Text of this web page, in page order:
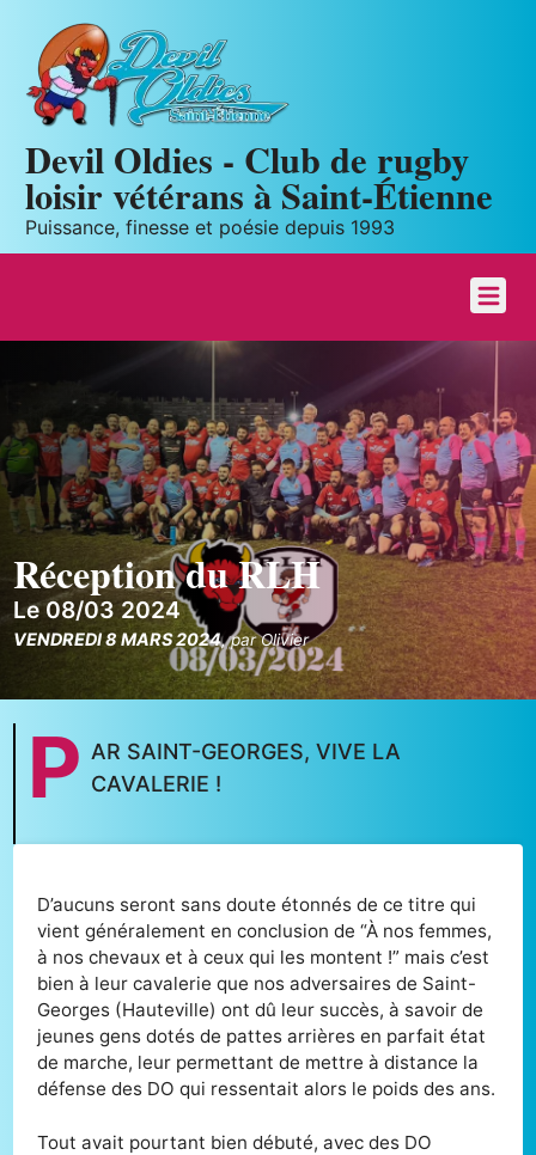
Devil Oldies - Club de rugby
loisir vétérans à Saint-Étienne
Puissance, finesse et poésie depuis 1993
Réception du RLH
Le 08/03 2024
VENDREDI 8 MARS 2024,parOlivier
P AR SAINT-GEORGES, VIVE LA
CAVALERIE !
D’aucuns seront sans doute étonnés de ce titre qui
vient généralement en conclusion de “À nos femmes,
à nos chevaux et à ceux qui les montent !” mais c’est
bien à leur cavalerie que nos adversaires de Saint-
Georges (Hauteville) ont dû leur succès, à savoir de
jeunes gens dotés de pattes arrières en parfait état
de marche, leur permettant de mettre à distance la
défense des DO qui ressentait alors le poids des ans.
Tout avait pourtant bien débuté, avec des DO